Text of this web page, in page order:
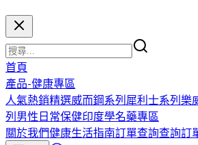
首頁
產品-健康專區
人氣熱銷精選威而鋼系列 犀利士系列 樂
列 男性日常保健印度學名藥專區
關於我們健康生活指南訂單查詢查詢訂